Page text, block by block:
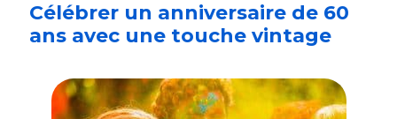
Célébrer un anniversaire de 60
ans avec une touche vintage